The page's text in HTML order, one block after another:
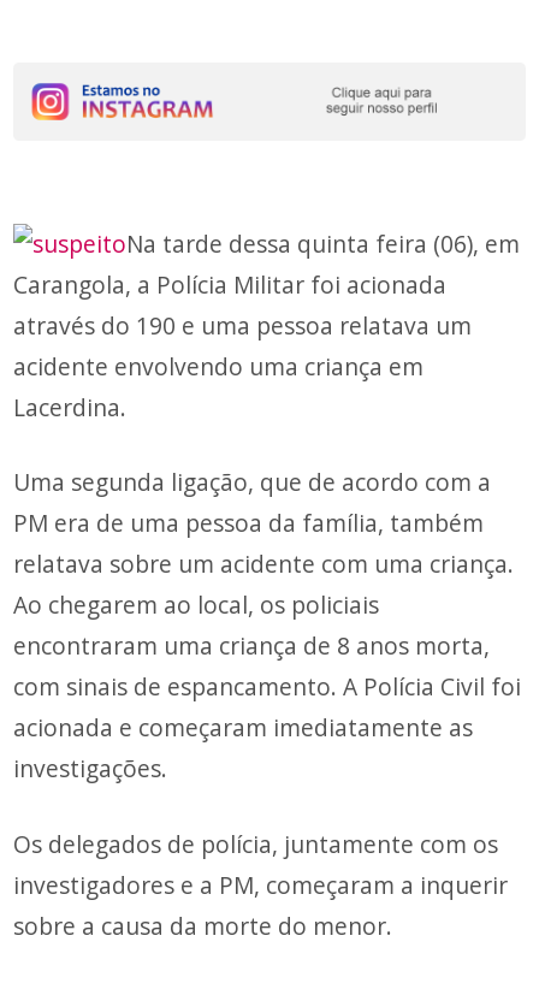
Na tarde dessa quinta feira (06), em
Carangola, a Polícia Militar foi acionada
através do 190 e uma pessoa relatava um
acidente envolvendo uma criança em
Lacerdina.
Uma segunda ligação, que de acordo com a
PM era de uma pessoa da família, também
relatava sobre um acidente com uma criança.
Ao chegarem ao local, os policiais
encontraram uma criança de 8 anos morta,
com sinais de espancamento. A Polícia Civil foi
acionada e começaram imediatamente as
investigações.
Os delegados de polícia, juntamente com os
investigadores e a PM, começaram a inquerir
sobre a causa da morte do menor.